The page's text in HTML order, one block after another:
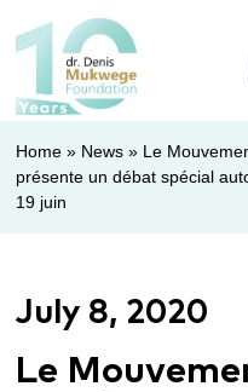
Home» News» Le
présente un débat spécial
19 juin
July 8, 2020
Le